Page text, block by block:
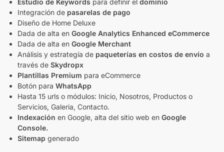
Estudio de Keywords para definir el dominio
Integración de pasarelas de pago
Diseño de Home Deluxe
Dada de alta en Google Analytics Enhanced eCommerce
Dada de alta en Google Merchant
Análisis y estrategía de paqueterías en costos de envío a
través de Skydropx
Plantillas Premium para eCommerce
Botón para WhatsApp
Hasta 15 urls o módulos: Inicio, Nosotros, Productos o
Servicios, Galeria, Contacto.
Indexación en Google, alta del sitio web en Google
Console.
Sitemap generado